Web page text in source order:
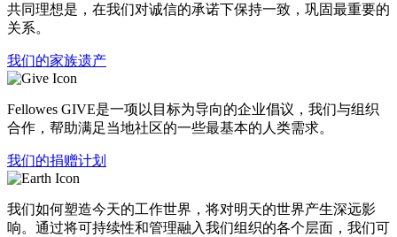
共同理想是，在我们对诚信的承诺下保持一致，巩固最重要的
关系。
我们的家族遗产
Fellowes GIVE是一项以目标为导向的企业倡议，我们与组织
合作，帮助满足当地社区的一些最基本的人类需求。
我们的捐赠计划
我们如何塑造今天的工作世界，将对明天的世界产生深远影
响。通过将可持续性和管理融入我们组织的各个层面，我们可